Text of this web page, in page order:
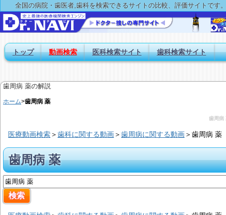
全国の病院・歯医者,歯科を検索できるサイトの比較、評価サイトです
トップ 動画検索 医科検索サイト 歯科検索サイト
歯周病 薬の解説
ホーム>歯周病 薬
歯周病
医療動画検索＞歯科に関する動画＞歯周病に関する動画＞歯周病 薬
歯周病 薬